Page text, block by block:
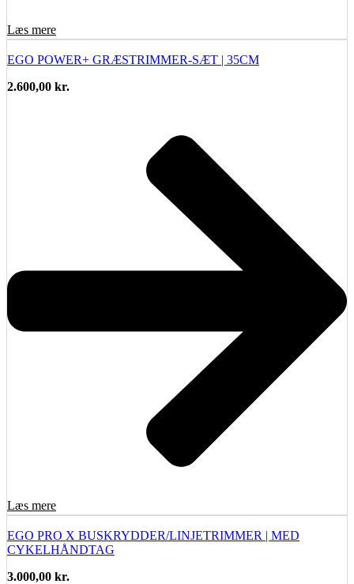
Læs mere
EGO POWER+ GRÆSTRIMMER-SÆT | 35CM
2.600,00 kr.
Læs mere
EGO PRO X BUSKRYDDER/LINJETRIMMER | MED
CYKELHÅNDTAG
3.000,00 kr.